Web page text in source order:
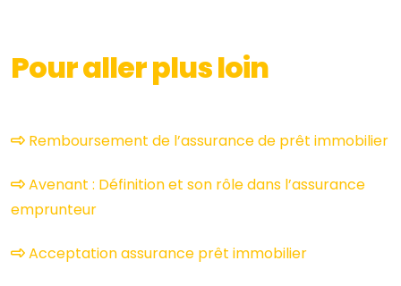
Pour aller plus loin
Remboursement de l’assurance de prêt immobilier
Avenant : Définition et son rôle dans l’assurance
emprunteur
Acceptation assurance prêt immobilier